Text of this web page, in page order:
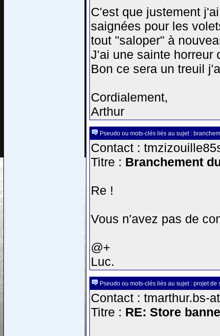
C'est que justement
saignées pour les
tout "saloper" à
J'ai une sainte horreur
Bon ce sera un treuil
Cordialement,
Arthur
Pseudo ou mots-clés liés au sujet :
Contact :
Titre : Branchement
Re !
Vous n'avez pas de
@+
Luc.
Pseudo ou mots-clés liés au sujet : projet de
Contact : tmarthur.bs-
Titre : RE: Store